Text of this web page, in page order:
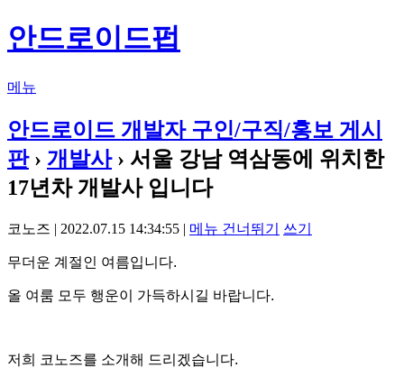
안드로이드펍
메뉴
안드로이드 개발자 구인/구직/홍보 게시
판› 개발사› 서울 강남 역삼동에 위치한
17년차 개발사 입니다
코노즈 | 2022.07.15 14:34:55 | 메뉴 건너뛰기 쓰기
무더운 계절인 여름입니다.
올 여룸 모두 행운이 가득하시길 바랍니다.
저희 코노즈를 소개해 드리겠습니다.